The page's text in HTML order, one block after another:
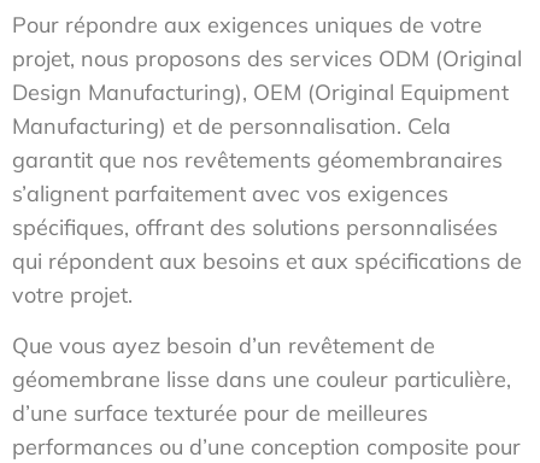
Pour répondre aux exigences uniques de votre
projet, nous proposons des services ODM (Original
Design Manufacturing), OEM (Original Equipment
Manufacturing) et de personnalisation. Cela
garantit que nos revêtements géomembranaires
s’alignent parfaitement avec vos exigences
spécifiques, offrant des solutions personnalisées
qui répondent aux besoins et aux spécifications de
votre projet.
Que vous ayez besoin d’un revêtement de
géomembrane lisse dans une couleur particulière,
d’une surface texturée pour de meilleures
performances ou d’une conception composite pour